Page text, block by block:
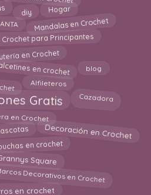
diy Hogar
Mandalas en Crochet
Crochet para Principantes
en Crochet
en crochet blog
Alfileteros
Gratis Cazadora
en Crochet
Decoración en Crochet
en crochet
Square
Decorativos en Crochet
en crochet